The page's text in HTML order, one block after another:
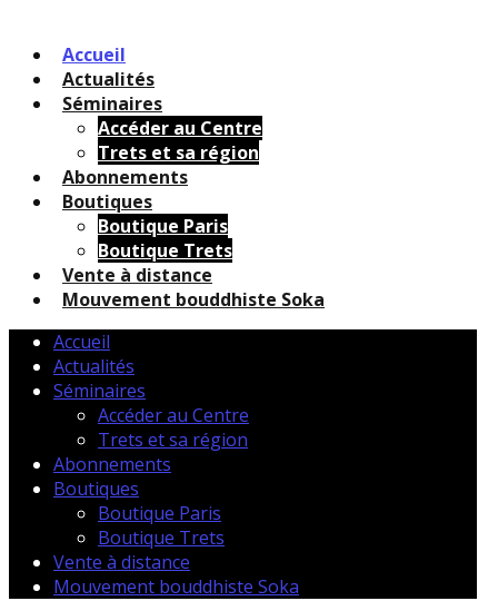
Accueil
Actualités
Séminaires
Accéder au Centre
Trets et sa région
Abonnements
Boutiques
Boutique Paris
Boutique Trets
Vente à distance
Mouvement bouddhiste Soka
Accueil
Actualités
Séminaires
Accéder au Centre
Trets et sa région
Abonnements
Boutiques
Boutique Paris
Boutique Trets
Vente à distance
Mouvement bouddhiste Soka